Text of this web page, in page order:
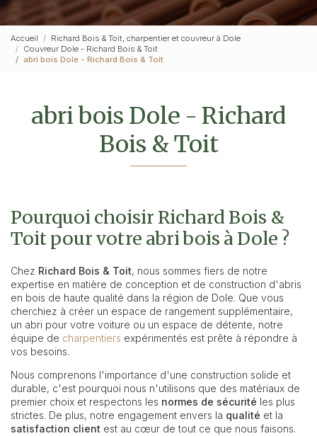
Accueil
Richard Bois & Toit, charpentier et couvreur à Dole
Couvreur Dole - Richard Bois & Toit
abri bois Dole - Richard Bois & Toit
abri bois Dole - Richard
Bois & Toit
Pourquoi choisir Richard Bois &
Toit pour votre abri bois à Dole ?
Chez Richard Bois & Toit, nous sommes fiers de notre
expertise en matière de conception et de construction d'abris
en bois de haute qualité dans la région de Dole. Que vous
cherchiez à créer un espace de rangement supplémentaire,
un abri pour votre voiture ou un espace de détente, notre
équipe de charpentiers expérimentés est prête à répondre à
vos besoins.
Nous comprenons l'importance d'une construction solide et
durable, c'est pourquoi nous n'utilisons que des matériaux de
premier choix et respectons les normes de sécurité les plus
strictes. De plus, notre engagement envers la qualité et la
satisfaction client est au cœur de tout ce que nous faisons.